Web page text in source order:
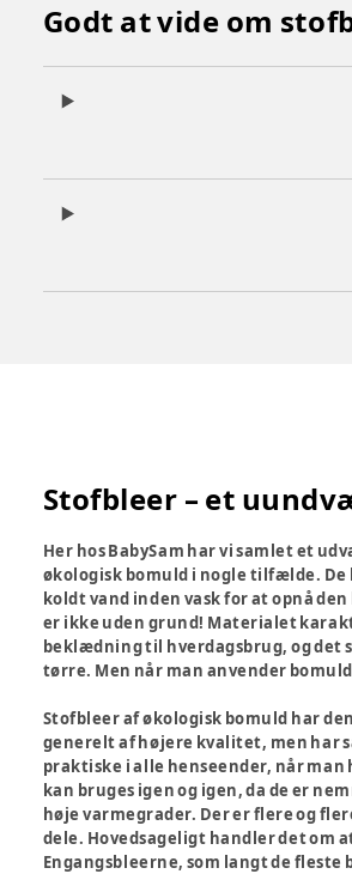
Godt at vide om
Stofbleer – et
Her hos BabySam har vi samlet et
økologisk bomuld i nogle tilfælde.
koldt vand inden vask for at opnå
er ikke uden grund! Materialet
beklædning til hverdagsbrug, og det
tørre. Men når man anvender
Stofbleer af økologisk bomuld har
generelt af højere kvalitet, men har
praktiske i alle henseender, når
kan bruges igen og igen, da de er
høje varmegrader. Der er flere og
dele. Hovedsageligt handler det om
Engangsbleerne, som langt de